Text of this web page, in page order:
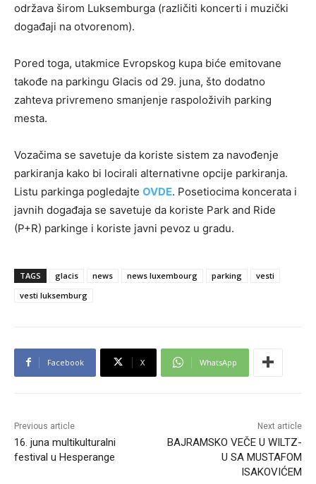
održava širom Luksemburga (različiti koncerti i muzički
događaji na otvorenom).
Pored toga, utakmice Evropskog kupa biće emitovane
takođe na parkingu Glacis od 29. juna, što dodatno
zahteva privremeno smanjenje raspoloživih parking
mesta.
Vozačima se savetuje da koriste sistem za navođenje
parkiranja kako bi locirali alternativne opcije parkiranja.
Listu parkinga pogledajte OVDE. Posetiocima koncerata i
javnih događaja se savetuje da koriste Park and Ride
(P+R) parkinge i koriste javni pevoz u gradu.
TAGS glacis news news luxembourg parking
vesti
vesti luksemburg
Facebook X WhatsApp
Previous article
16. juna multikulturalni
festival u Hesperange
Next article
BAJRAMSKO VEČE U WILTZ-
U SA MUSTAFOM
ISAKOVIĆEM